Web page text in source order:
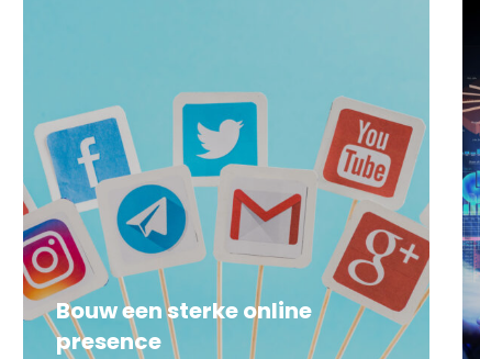
Bouw een sterke online
presence